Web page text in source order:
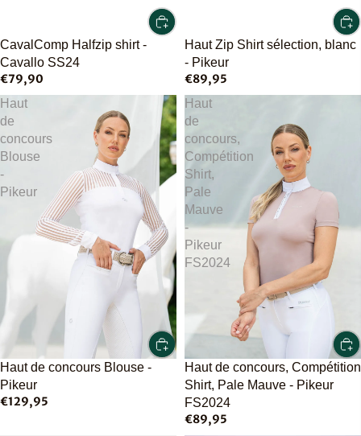
CavalComp Halfzip shirt -
Cavallo SS24
€79,90
Haut Zip Shirt sélection, blanc
- Pikeur
€89,95
Haut
de
concours
Blouse
-
Pikeur
Haut de concours Blouse -
Pikeur
€129,95
Haut
de
concours,
Compétition
Shirt,
Pale
Mauve
-
Pikeur
FS2024
Haut de concours, Compétition
Shirt, Pale Mauve - Pikeur
FS2024
€89,95